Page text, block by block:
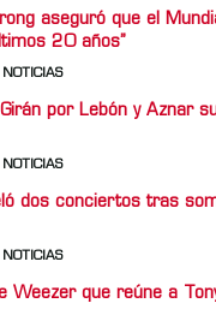
aseguró que el
20 años”
NOTICIAS
por Lebón y Aznar
NOTICIAS
dos conciertos tras
NOTICIAS
Weezer que reúne a